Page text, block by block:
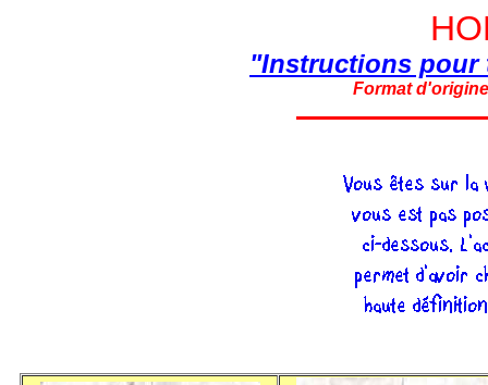
"Instructions pour
Format